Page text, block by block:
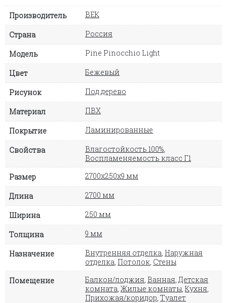
Производитель ВЕК
Страна Россия
Модель Pine Pinocchio Light
Цвет Бежевый
Рисунок Под дерево
Материал ПВХ
Покрытие Ламинированные
Свойства Влагостойкость 100%
Воспламеняемость класс Г1
Размер
2700х250х9 мм
Длина 2700 мм
Ширина 250 мм
Толщина 9 мм
Назначение Внутренняя отделка Наружная
отделка Потолок Стены
Помещение
Балкон/лоджия Ванная Детская
комната Жилые комнаты Кухня
Прихожая/коридор Туалет